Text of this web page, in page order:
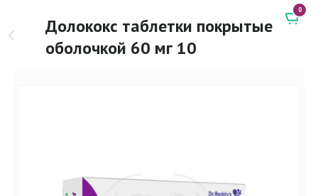
Долококс таблетки покрытые
оболочкой 60 мг 10
0